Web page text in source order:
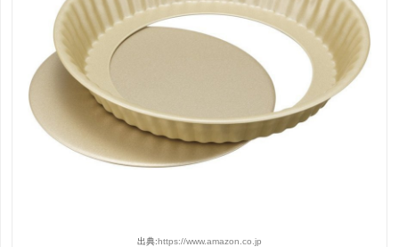
出典:https://www.amazon.co.jp